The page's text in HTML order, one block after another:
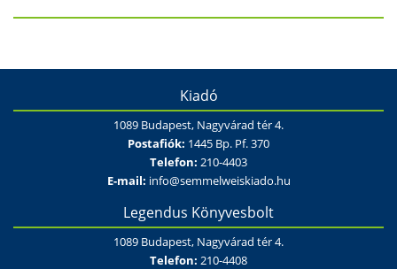
Kiadó
1089 Budapest, Nagyvárad tér 4.
Postafiók: 1445 Bp. Pf. 370
Telefon: 210-4403
E-mail: info@semmelweiskiado.hu
Legendus Könyvesbolt
1089 Budapest, Nagyvárad tér 4.
Telefon: 210-4408